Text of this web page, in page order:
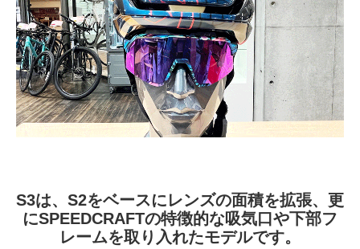
S3は、S2をベースにレンズの面積を拡張、更
にSPEEDCRAFTの特徴的な吸気口や下部フ
レームを取り入れたモデルです。